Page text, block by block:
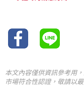
本文內容僅供資訊參考用
市場符合性認證，敬請以